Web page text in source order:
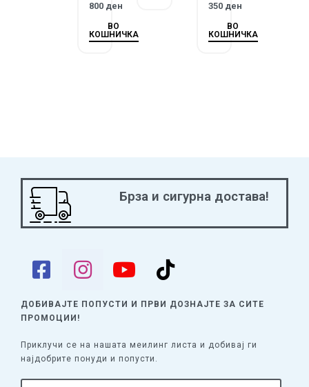
800 ден
ВО
КОШНИЧКА
350 ден
ВО
КОШНИЧКА
Брза и сигурна достава!
ДОБИВАЈТЕ ПОПУСТИ И ПРВИ ДОЗНАЈТЕ ЗА СИТЕ
ПРОМОЦИИ!
Приклучи се на нашата меилинг листа и добивај ги
најдобрите понуди и попусти.